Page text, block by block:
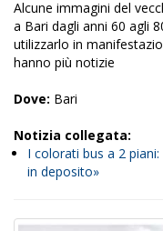
Alcune immagini del
a Bari dagli anni 60 agli
utilizzarlo in
hanno più notizie
Dove: Bari
Notizia collegata:
I colorati bus a 2
in deposito»